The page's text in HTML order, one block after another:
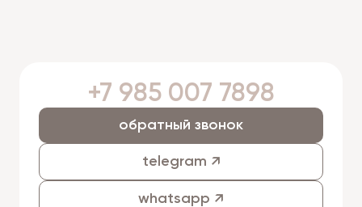
+7 985 007 7898
telegram ↗
whatsapp ↗
обратный звонок